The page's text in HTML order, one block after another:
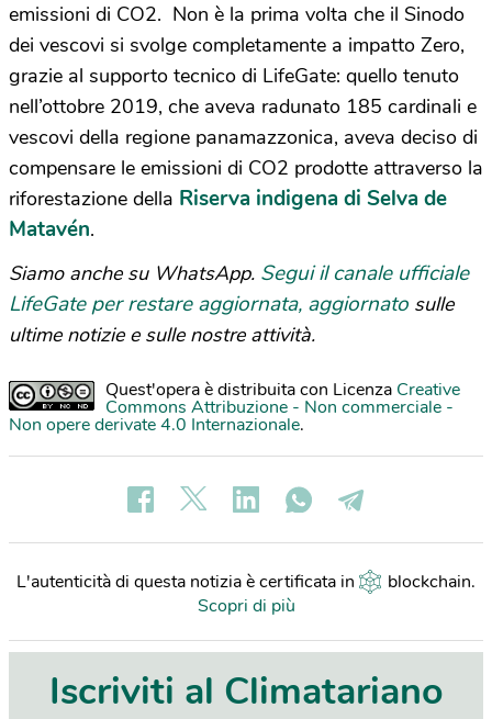
emissioni di CO2. Non è la prima volta che il Sinodo
dei vescovi si svolge completamente a impatto Zero,
grazie al supporto tecnico di LifeGate: quello tenuto
nell’ottobre 2019, che aveva radunato 185 cardinali e
vescovi della regione panamazzonica, aveva deciso di
compensare le emissioni di CO2 prodotte attraverso la
riforestazione della Riserva indigena di Selva de
Matavén.
Siamo anche su WhatsApp. Segui il canale ufficiale
LifeGate per restare aggiornata, aggiornato sulle
ultime notizie e sulle nostre attività.
Quest'opera è distribuita con Licenza Creative
Commons Attribuzione - Non commerciale -
Non opere derivate 4.0 Internazionale.
L'autenticità di questa notizia è certificata in blockchain.
Scopri di più
Iscriviti al Climatariano